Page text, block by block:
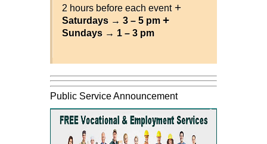
2 hours before each event+
Saturdays → 3 – 5 pm +
Sundays → 1 – 3 pm
Public Service Announcement